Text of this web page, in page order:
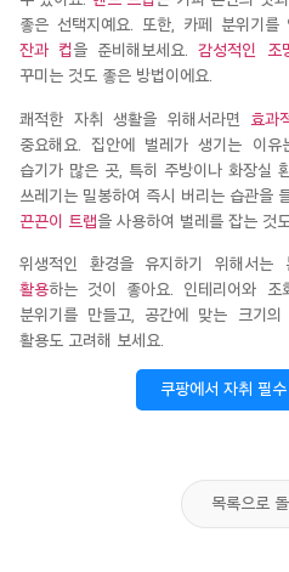
좋은 선택지 예 요. 또한, 카페 분위기를
잔과 컵을 준비해보세요.감성적인 조
꾸미는 것도 좋은 방법이에요.
쾌적한 자취 생활을 위해서라면 효과
중요해요.집안에 벌레가 생기는 이유
습기가 많은 곳, 특히 주방이나 화장실
쓰레기는 밀봉하여 즉시 버리는 습관을
끈끈이 트랩을 사용하여 벌레를 잡는 것
위생적인 환경을 유지하기 위해서는
활용하는 것이 좋아요. 인테리어와
분위기를 만들고, 공간에 맞는 크기
활용도 고려해 보세요.
쿠팡에서 자취 필수
목록으로 돌